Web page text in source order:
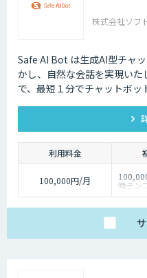
株式会社ソフ
Safe AI Bot は生成AI型チャ
かし、自然な会話を実現い
で、最短１分でチャットボッ
利用料金
100,000円/月 備テン